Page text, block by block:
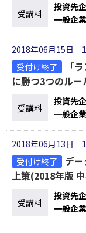
受講料
投資先
一般企業
2018年06月15日
受付け終了
「
に勝つ3つのル
受講料
投資先
一般企業
2018年06月13日
受付け終了
デ
上策(2018年版
受講料
投資先
一般企業